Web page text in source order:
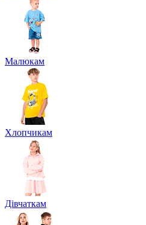
Малюкам
Хлопчикам
Дівчаткам